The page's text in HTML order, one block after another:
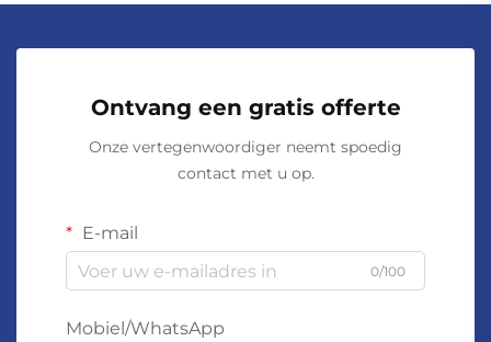
Ontvang een gratis offerte
Onze vertegenwoordiger neemt spoedig
contact met u op.
E-mail
0/100
Mobiel/WhatsApp